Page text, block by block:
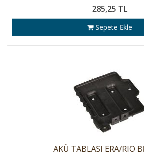
285,25 TL
Sepete Ekle
AKÜ TABLASI ERA/RIO